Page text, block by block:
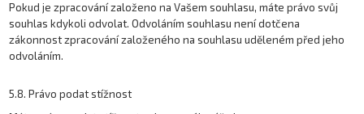
Pokud je zpracování založeno na Vašem souhlasu, máte právo svůj
souhlas kdykoli odvolat. Odvoláním souhlasu není dotčena
zákonnost zpracování založeného na souhlasu uděleném před jeho
odvoláním.
5.8. Právo podat stížnost